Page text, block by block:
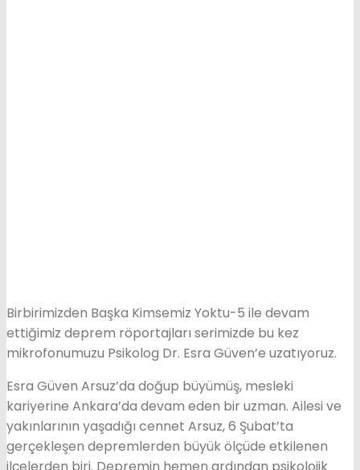
Birbirimizden Başka Kimsemiz Yoktu-5 ile devam
ettiğimiz deprem röportajları serimizde bu kez
mikrofonumuzu Psikolog Dr. Esra Güven’e uzatıyoruz.
Esra Güven Arsuz’da doğup büyümüş, mesleki
kariyerine Ankara’da devam eden bir uzman. Ailesi ve
yakınlarının yaşadığı cennet Arsuz, 6 Şubat’ta
gerçekleşen depremlerden büyük ölçüde etkilenen